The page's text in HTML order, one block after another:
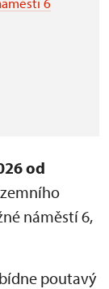
od
náměstí 6,
poutavý